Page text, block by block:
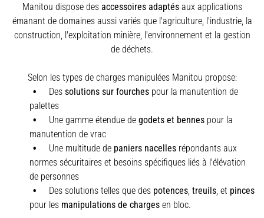
Manitou dispose des accessoires adaptésaux applications
émanant de domaines aussi variés que l'agriculture, l'industrie, la
construction, l'exploitation minière, l'environnement et la gestion
de déchets.
Selon les types de charges manipulées Manitou propose:
Des solutions sur fourches pour la manutention de
palettes
Une gamme étendue de godets et bennes pour la
manutention de vrac
Une multitude de paniers nacelles répondants aux
normes sécuritaires et besoins spécifiques liés à l'élévation
de personnes
Des solutions telles que des potences treuils et pinces
pour les manipulations de charges en bloc.